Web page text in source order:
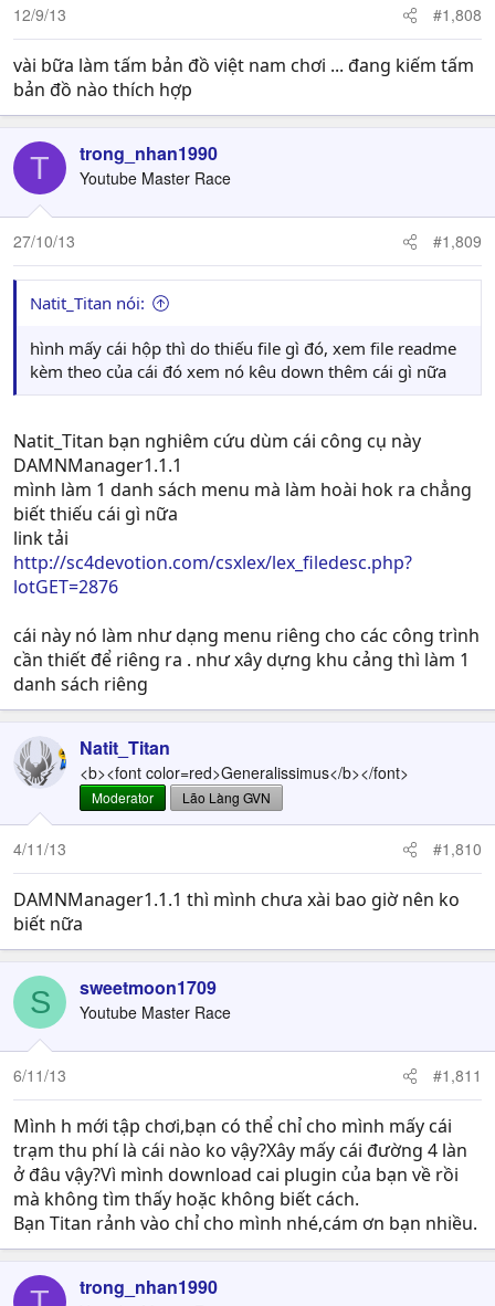
12/9/13 #1,808
vài bữa làm tấm bản đồ việt nam chơi ... đang kiếm tấm
bản đồ nào thích hợp
T trong_nhan1990
Youtube Master Race
27/10/13 #1,809
Natit_Titan nói:
hình mấy cái hộp thì do thiếu file gì đó, xem file readme
kèm theo của cái đó xem nó kêu down thêm cái gì nữa
Natit_Titan bạn nghiêm cứu dùm cái công cụ này
DAMNManager1.1.1
mình làm 1 danh sách menu mà làm hoài hok ra chẳng
biết thiếu cái gì nữa
link tải
http://sc4devotion.com/csxlex/lex_filedesc.php?
lotGET=2876
cái này nó làm như dạng menu riêng cho các công trình
cần thiết để riêng ra . như xây dựng khu cảng thì làm 1
danh sách riêng
Natit_Titan
<b><font color=red>Generalissimus</b></font>
Moderator Lão Làng GVN
4/11/13 #1,810
DAMNManager1.1.1 thì mình chưa xài bao giờ nên ko
biết nữa
S sweetmoon1709
Youtube Master Race
6/11/13 #1,811
Mình h mới tập chơi,bạn có thể chỉ cho mình mấy cái
trạm thu phí là cái nào ko vậy?Xây mấy cái đường 4 làn
ở đâu vậy?Vì mình download cai plugin của bạn về rồi
mà không tìm thấy hoặc không biết cách.
Bạn Titan rảnh vào chỉ cho mình nhé,cám ơn bạn nhiều.
trong_nhan1990